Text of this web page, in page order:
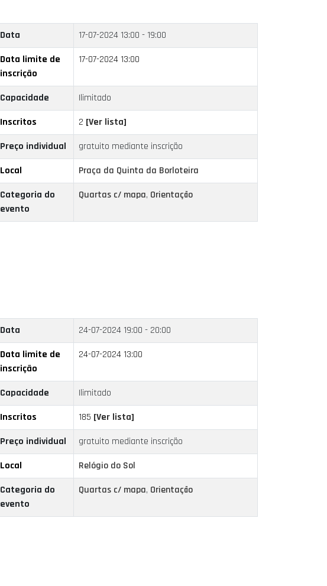
Data 17-07-202413:00 - 19:00
Data limite de
inscrição
17-07-2024 13:00
Capacidade
Ilimitado
Inscritos
2 [Ver lista]
Preço individual
gratuito mediante inscrição
Local
Praça da Quinta da Borloteira
Categoria do
evento
Quartas c/ mapa, Orientação
Data 24-07-202419:00 - 20:00
Data limite de
inscrição
24-07-2024 13:00
Capacidade
Ilimitado
Inscritos
185 [Ver lista]
Preço individual
gratuito mediante inscrição
Local
Relógio do Sol
Categoria do
evento
Quartas c/ mapa, Orientação